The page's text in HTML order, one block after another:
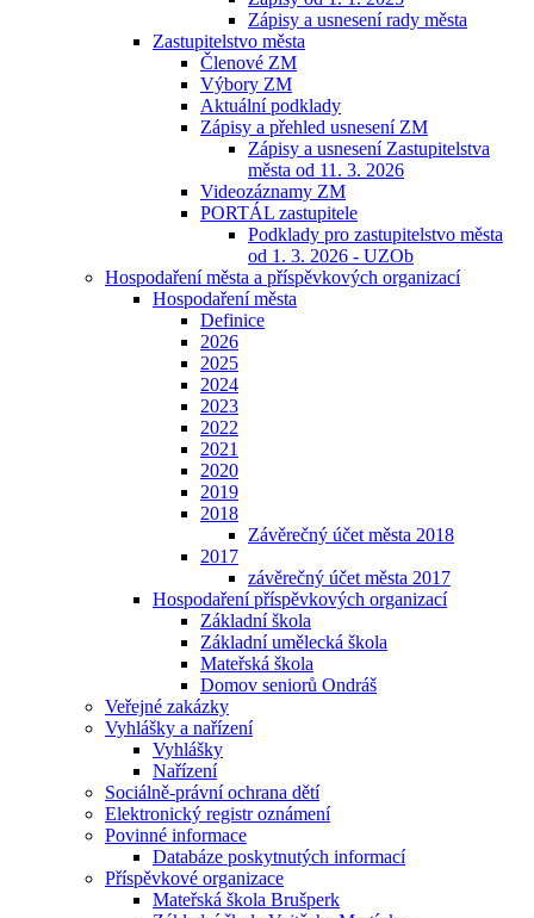
Zápisy a usnesení rady města
Zastupitelstvo města
Členové ZM
Výbory ZM
Aktuální podklady
Zápisy a přehled usnesení ZM
Zápisy a usnesení Zastupitelstva
města od 11. 3. 2026
Videozáznamy ZM
PORTÁL zastupitele
Podklady pro zastupitelstvo města
od 1. 3. 2026 - UZOb
Hospodaření města a příspěvkových organizací
Hospodaření města
Definice
2026
2025
2024
2023
2022
2021
2020
2019
2018
Závěrečný účet města 2018
2017
závěrečný účet města 2017
Hospodaření příspěvkových organizací
Základní škola
Základní umělecká škola
Mateřská škola
Domov seniorů Ondráš
Veřejné zakázky
Vyhlášky a nařízení
Vyhlášky
Nařízení
Sociálně-právní ochrana dětí
Elektronický registr oznámení
Povinné informace
Databáze poskytnutých informací
Příspěvkové organizace
Mateřská škola Brušperk